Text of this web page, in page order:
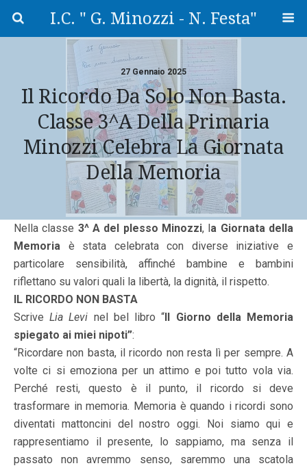
I.C. " G. Minozzi - N. Festa"
27 Gennaio 2025
Il Ricordo Da Solo Non Basta.
Classe 3^A Della Primaria
Minozzi Celebra La Giornata
Della Memoria
Nella classe 3^ A del plesso Minozzi, la Giornata della
Memoria è stata celebrata con diverse iniziative e
particolare sensibilità, affinché bambine e bambini
riflettano su valori quali la libertà, la dignità, il rispetto.
IL RICORDO NON BASTA
ScriveLia Levi nel bel libro “Il Giorno della Memoria
spiegato ai miei nipoti”:
“Ricordare non basta, il ricordo non resta lì per sempre. A
volte ci si emoziona per un attimo e poi tutto vola via.
Perché resti, questo è il punto, il ricordo si deve
trasformare in memoria. Memoria è quando i ricordi sono
diventati mattoncini del nostro oggi. Noi siamo qui e
rappresentiamo il presente, lo sappiamo, ma senza il
passato non avremmo senso, saremmo una scatola